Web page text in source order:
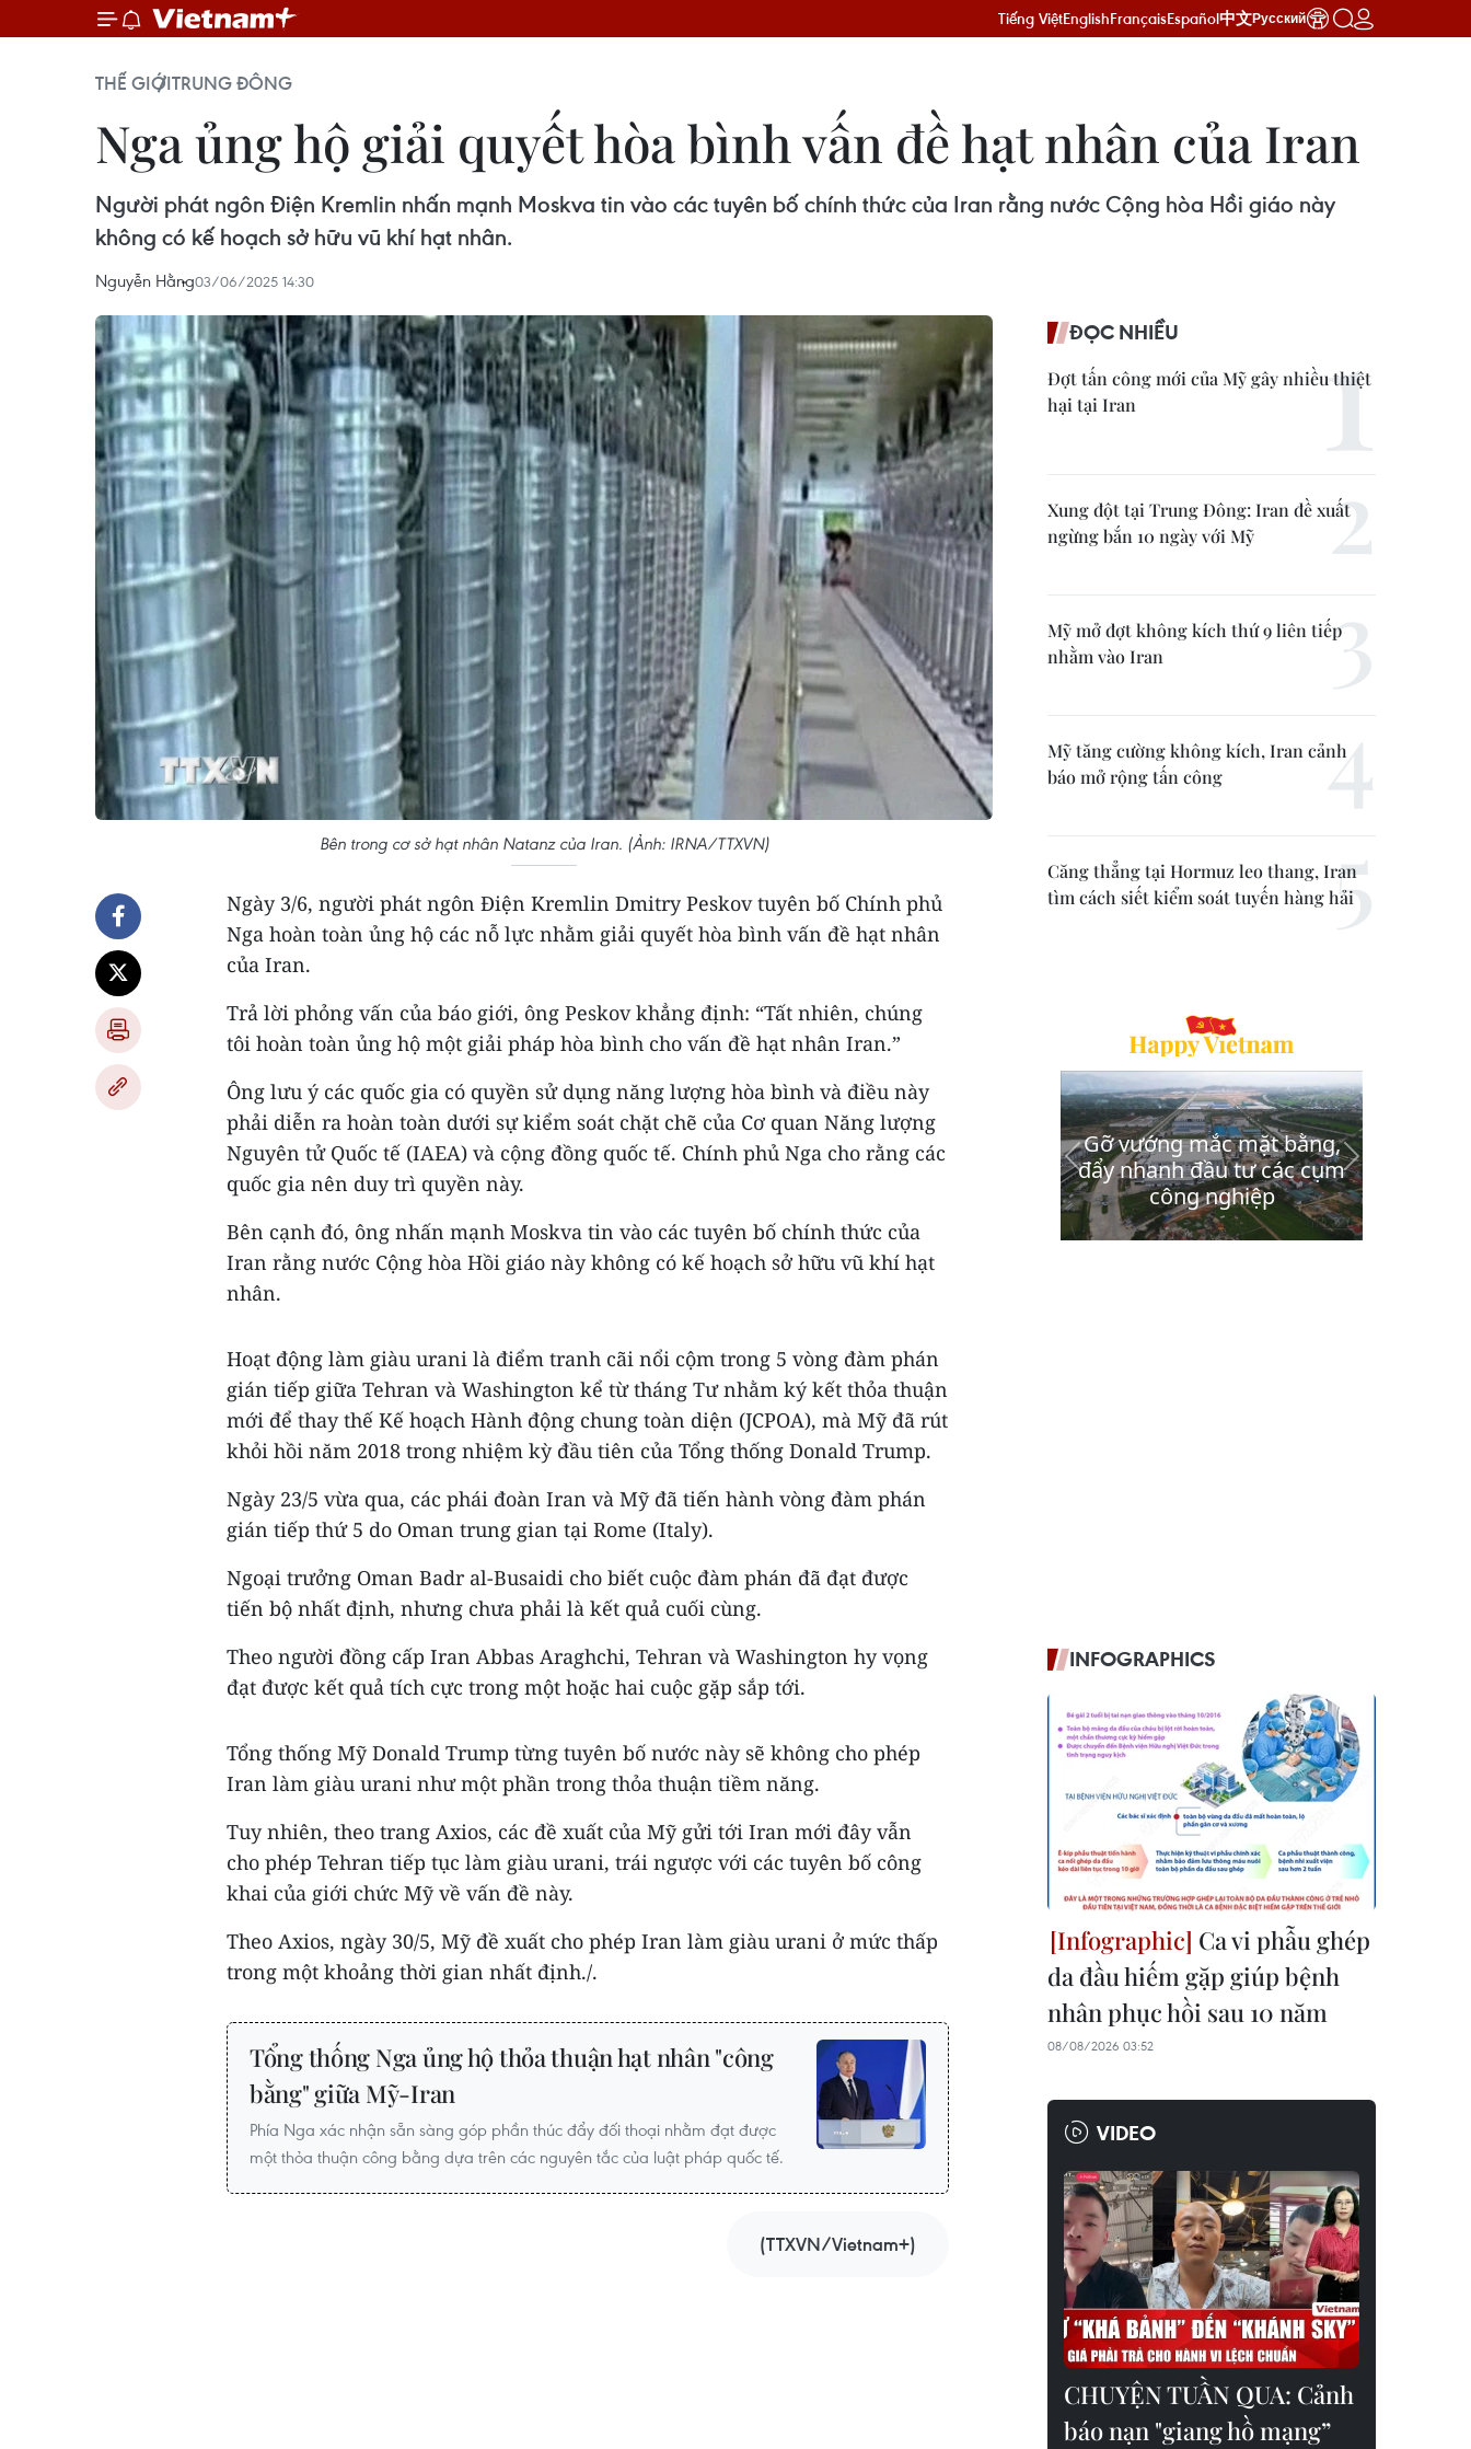
Tiếng ViệtEnglishFrançaisEspañol中文Русский
THẾ GIỚITRUNG ĐÔNG
Nga ủng hộ giải quyết hòa bình vấn đề hạt nhân của Iran
Người phát ngôn Điện Kremlin nhấn mạnh Moskva tin vào các tuyên bố chính thức của Iran rằng nước Cộng hòa Hồi giáo này
không có kế hoạch sở hữu vũ khí hạt nhân.
Nguyễn Hằng03/06/2025 14:30
Bên trong cơ sở hạt nhân Natanz của Iran. (Ảnh: IRNA/TTXVN)
Ngày 3/6, người phát ngôn Điện Kremlin Dmitry Peskov tuyên bố Chính phủ
Nga hoàn toàn ủng hộ các nỗ lực nhằm giải quyết hòa bình vấn đề hạt nhân
của Iran.
Trả lời phỏng vấn của báo giới, ông Peskov khẳng định: “Tất nhiên, chúng
tôi hoàn toàn ủng hộ một giải pháp hòa bình cho vấn đề hạt nhân Iran.”
Ông lưu ý các quốc gia có quyền sử dụng năng lượng hòa bình và điều này
phải diễn ra hoàn toàn dưới sự kiểm soát chặt chẽ của Cơ quan Năng lượng
Nguyên tử Quốc tế (IAEA) và cộng đồng quốc tế. Chính phủ Nga cho rằng các
quốc gia nên duy trì quyền này.
Bên cạnh đó, ông nhấn mạnh Moskva tin vào các tuyên bố chính thức của
Iran rằng nước Cộng hòa Hồi giáo này không có kế hoạch sở hữu vũ khí hạt
nhân.
Hoạt động làm giàu urani là điểm tranh cãi nổi cộm trong 5 vòng đàm phán
gián tiếp giữa Tehran và Washington kể từ tháng Tư nhằm ký kết thỏa thuận
mới để thay thế Kế hoạch Hành động chung toàn diện (JCPOA), mà Mỹ đã rút
khỏi hồi năm 2018 trong nhiệm kỳ đầu tiên của Tổng thống Donald Trump.
Ngày 23/5 vừa qua, các phái đoàn Iran và Mỹ đã tiến hành vòng đàm phán
gián tiếp thứ 5 do Oman trung gian tại Rome (Italy).
Ngoại trưởng Oman Badr al-Busaidi cho biết cuộc đàm phán đã đạt được
tiến bộ nhất định, nhưng chưa phải là kết quả cuối cùng.
Theo người đồng cấp Iran Abbas Araghchi, Tehran và Washington hy vọng
đạt được kết quả tích cực trong một hoặc hai cuộc gặp sắp tới.
Tổng thống Mỹ Donald Trump từng tuyên bố nước này sẽ không cho phép
Iran làm giàu urani như một phần trong thỏa thuận tiềm năng.
Tuy nhiên, theo trang Axios, các đề xuất của Mỹ gửi tới Iran mới đây vẫn
cho phép Tehran tiếp tục làm giàu urani, trái ngược với các tuyên bố công
khai của giới chức Mỹ về vấn đề này.
Theo Axios, ngày 30/5, Mỹ đề xuất cho phép Iran làm giàu urani ở mức thấp
trong một khoảng thời gian nhất định./.
Tổng thống Nga ủng hộ thỏa thuận hạt nhân "công
bằng" giữa Mỹ-Iran
Phía Nga xác nhận sẵn sàng góp phần thúc đẩy đối thoại nhằm đạt được
một thỏa thuận công bằng dựa trên các nguyên tắc của luật pháp quốc tế.
(TTXVN/Vietnam+)
ĐỌC NHIỀU
Đợt tấn công mới của Mỹ gây nhiều thiệt
hại tại Iran
Xung đột tại Trung Đông: Iran đề xuất
ngừng bắn 10 ngày với Mỹ
Mỹ mở đợt không kích thứ 9 liên tiếp
nhằm vào Iran
Mỹ tăng cường không kích, Iran cảnh
báo mở rộng tấn công
Căng thẳng tại Hormuz leo thang, Iran
tìm cách siết kiểm soát tuyến hàng hải
INFOGRAPHICS
Ca vi phẫu ghép
da đầu hiếm gặp giúp bệnh
nhân phục hồi sau 10 năm
08/08/2026 03:52
VIDEO
CHUYỆN TUẦN QUA: Cảnh
báo nạn "giang hồ mạng”